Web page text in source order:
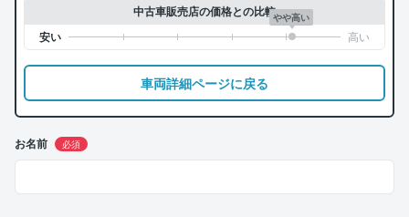
中古車販売店の価格との比較やや高い
車両詳細ページに戻る
お名前 必須